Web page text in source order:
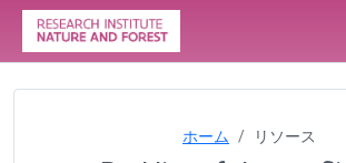
ホーム リソース